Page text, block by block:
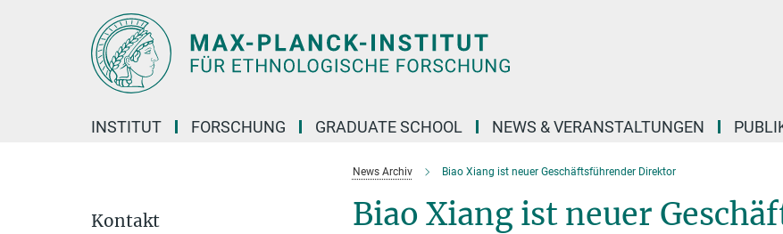
INSTITUT FORSCHUNG GRADUATE SCHOOL NEWS & VERANSTALTUNGEN
News Archiv Biao Xiang ist neuer Geschäftsführender Direktor
Biao Xiang ist neuer
Kontakt